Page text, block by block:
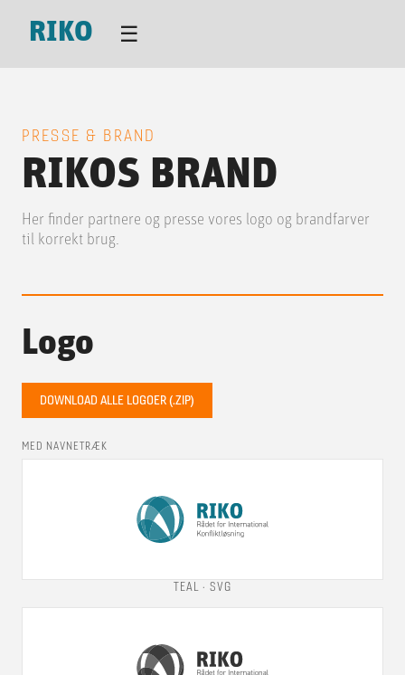
RIKO ☰
PRESSE & BRAND
RIKOS BRAND
Her finder partnere og presse vores logo og brandfarver
til korrekt brug.
Logo
DOWNLOAD ALLE LOGOER (.ZIP)
MED NAVNETRÆK
TEAL · SVG